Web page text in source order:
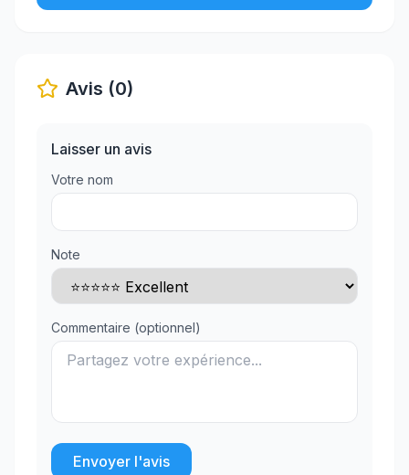
Avis (0)
Laisser un avis
Votre nom
Note
Commentaire (optionnel)
Envoyer l'avis